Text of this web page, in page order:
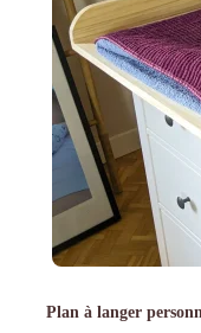
Plan à langer